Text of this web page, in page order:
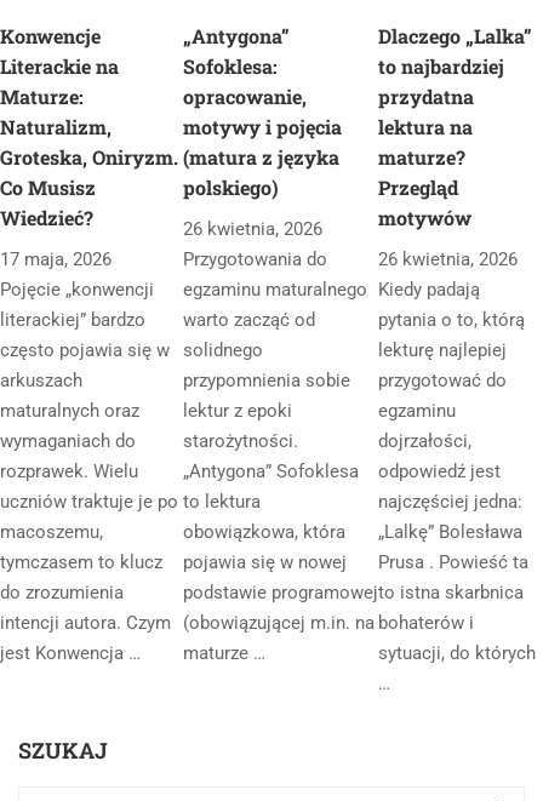
Konwencje
Literackie na
Maturze:
Naturalizm,
Groteska, Oniryzm.
Co Musisz
Wiedzieć?
17 maja, 2026
Pojęcie „konwencji
literackiej” bardzo
często pojawia się w
arkuszach
maturalnych oraz
wymaganiach do
rozprawek. Wielu
uczniów traktuje je po
macoszemu,
tymczasem to klucz
do zrozumienia
intencji autora. Czym
jest Konwencja …
„Antygona”
Sofoklesa:
opracowanie,
motywy i pojęcia
(matura z języka
polskiego)
26 kwietnia, 2026
Przygotowania do
egzaminu maturalnego
warto zacząć od
solidnego
przypomnienia sobie
lektur z epoki
starożytności.
„Antygona” Sofoklesa
to lektura
obowiązkowa, która
pojawia się w nowej
podstawie programowej
(obowiązującej m.in. na
maturze …
Dlaczego „Lalka”
to najbardziej
przydatna
lektura na
maturze?
Przegląd
motywów
26 kwietnia, 2026
Kiedy padają
pytania o to, którą
lekturę najlepiej
przygotować do
egzaminu
dojrzałości,
odpowiedź jest
najczęściej jedna:
„Lalkę” Bolesława
Prusa . Powieść ta
to istna skarbnica
bohaterów i
sytuacji, do których
…
SZUKAJ